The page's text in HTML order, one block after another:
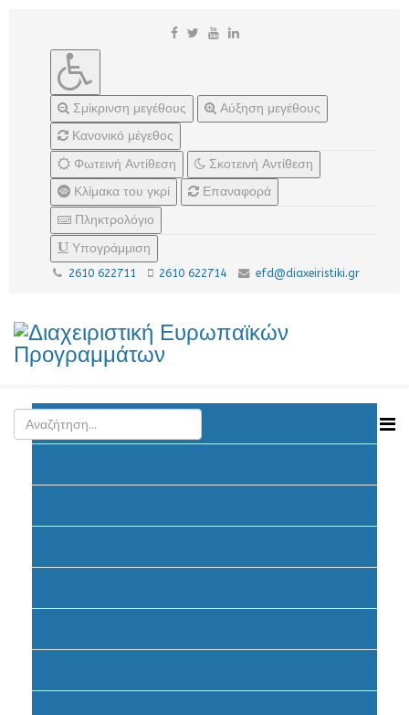
Σμίκρινση μεγέθους
Αύξηση μεγέθους
Κανονικό μέγεθος
Φωτεινή Αντίθεση
Σκοτεινή Αντίθεση
Κλίμακα του γκρί
Επαναφορά
Πληκτρολόγιο
Υπογράμμιση
2610 622711 2610 622714 efd@diaxeiristiki.gr
Ανακοινώσεις